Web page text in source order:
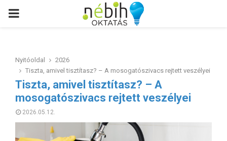
PRIMARY
Nyitóoldal
2026
Tiszta, amivel tisztítasz? – A mosogatószivacs rejtett veszélyei
Tiszta, amivel tisztítasz? – A
mosogatószivacs rejtett veszélyei
2026.05.12.